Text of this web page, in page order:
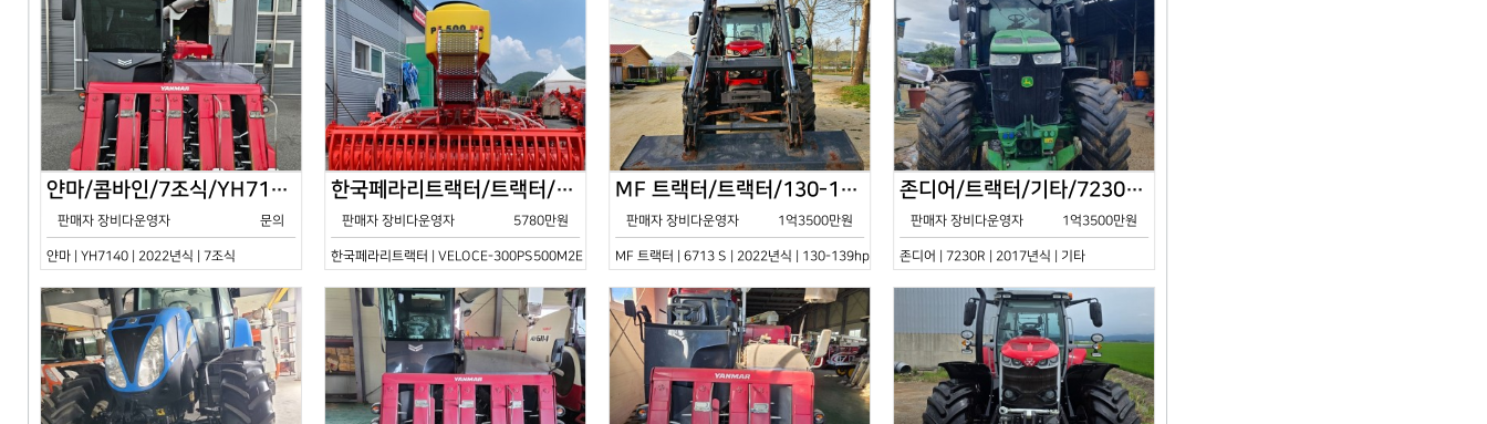
얀마/콤바인/7조식/YH7140/2024년식
판매자 장비다운영자 문의
얀마 | YH7140 | 2022년식 | 7조식
한국페라리트랙터/트랙터/기타/VELOCE-300PS500M2E/2022년식
판매자 장비다운영자 5780만원
한국페라리트랙터 | VELOCE-300PS500M2E | 2022년식 | 기타
MF 트랙터/트랙터/130-139hp/6713 S/2022년식
판매자 장비다운영자 1억3500만원
MF 트랙터 | 6713 S | 2022년식 | 130-139hp
존디어/트랙터/기타/7230R/2017년식
판매자 장비다운영자 1억3500만원
존디어 | 7230R | 2017년식 | 기타